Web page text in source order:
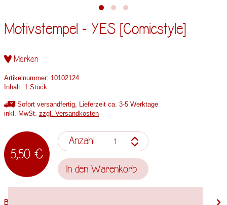
Motivstempel - YES [Comicstyle]
Merken
Artikelnummer: 10102124
Inhalt: 1 Stück
Sofort versandfertig, Lieferzeit ca. 3-5 Werktage
inkl. MwSt. zzgl. Versandkosten
5,50 €
Anzahl
In den Warenkorb
Beschreibung